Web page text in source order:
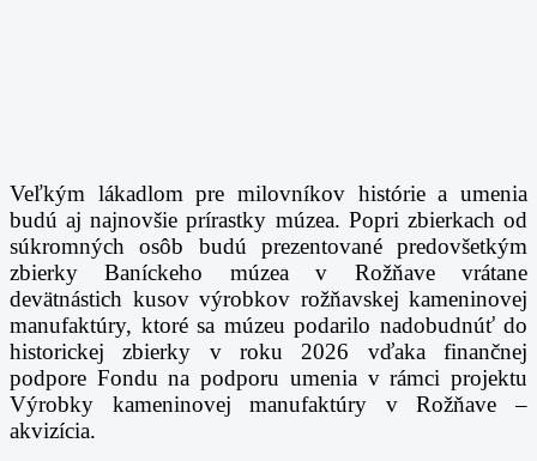
Veľkým lákadlom pre milovníkov histórie a umenia
budú aj najnovšie prírastky múzea. Popri zbierkach od
súkromných osôb budú prezentované predovšetkým
zbierky Baníckeho múzea v Rožňave vrátane
devätnástich kusov výrobkov rožňavskej kameninovej
manufaktúry, ktoré sa múzeu podarilo nadobudnúť do
historickej zbierky v roku 2026 vďaka finančnej
podpore Fondu napodporu umenia v rámci projektu
Výrobky kameninovej manufaktúry v Rožňave –
akvizícia.